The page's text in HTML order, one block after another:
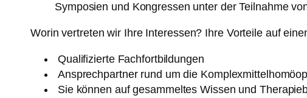
Symposien und Kongressen unter der Teilnahme
Worin vertreten wir Ihre Interessen? Ihre Vorteile auf
Qualifizierte Fachfortbildungen
Ansprechpartner rund um die
Sie können auf gesammeltes Wissen und